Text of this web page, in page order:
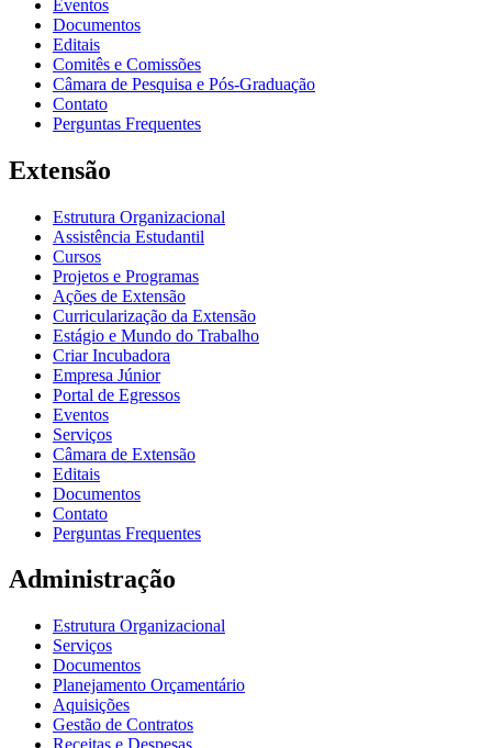
Eventos
Documentos
Editais
Comitês e Comissões
Câmara de Pesquisa e Pós-Graduação
Contato
Perguntas Frequentes
Extensão
Estrutura Organizacional
Assistência Estudantil
Cursos
Projetos e Programas
Ações de Extensão
Curricularização da Extensão
Estágio e Mundo do Trabalho
Criar Incubadora
Empresa Júnior
Portal de Egressos
Eventos
Serviços
Câmara de Extensão
Editais
Documentos
Contato
Perguntas Frequentes
Administração
Estrutura Organizacional
Serviços
Documentos
Planejamento Orçamentário
Aquisições
Gestão de Contratos